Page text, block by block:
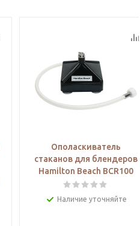
Ополаскиватель
стаканов для блендеров
Hamilton Beach BCR100
Наличие уточняйте